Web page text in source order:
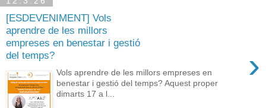
[ESDEVENIMENT] Vols
aprendre de les millors
empreses en benestar i gestió
del temps?
›
Vols aprendre de les millors empreses en
benestar i gestió del temps? Aquest proper
dimarts 17 a l...